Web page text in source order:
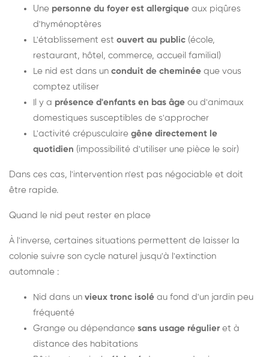
Une personne du foyer est allergique aux piqûres
d'hyménoptères
L'établissement est ouvert au public (école,
restaurant, hôtel, commerce, accueil familial)
Le nid est dans un conduit de cheminée que vous
comptez utiliser
Il y a présence d'enfants en bas âge ou d'animaux
domestiques susceptibles de s'approcher
L'activité crépusculaire gêne directement le
quotidien (impossibilité d'utiliser une pièce le soir)
Dans ces cas, l'intervention n'est pas négociable et doit
être rapide.
Quand le nid peut rester en place
À l'inverse, certaines situations permettent de laisser la
colonie suivre son cycle naturel jusqu'à l'extinction
automnale :
Nid dans un vieux tronc isolé au fond d'un jardin peu
fréquenté
Grange ou dépendance sans usage régulier et à
distance des habitations